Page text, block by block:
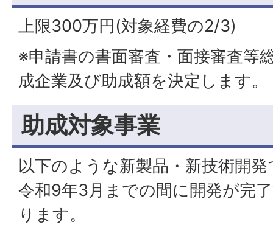
上限300万円(対象経費の2/3)
※申請書の書面審査・面接審査等
成企業及び助成額を決定します。
助成対象事業
以下のような新製品・新技術開
令和9年3月までの間に開発が完
ります。